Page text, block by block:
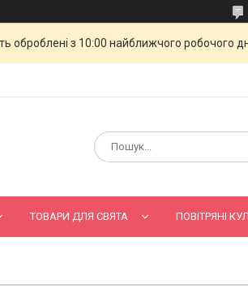
оброблені з 10:00 найближчого робочого
ТОВАРИ ДЛЯ СВЯТА ПОВІТРЯНІ